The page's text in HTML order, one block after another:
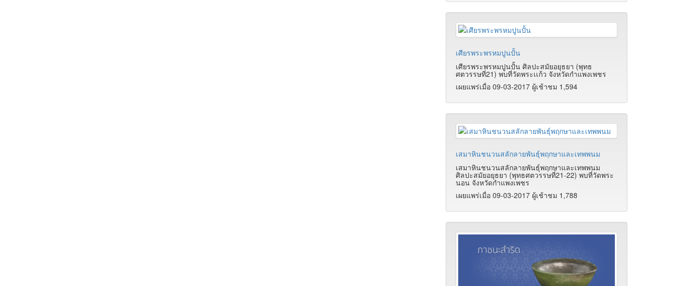
เศียรพระพรหมปูนปั้น
เศียรพระพรหมปูนปั้น ศิลปะสมัยอยุธยา (พุทธ
ศตวรรษที่21) พบที่วัดพระเเก้ว จังหวัดกำแพงเพชร
เผยแพร่เมื่อ 09-03-2017 ผู้เช้าชม 1,594
เสมาหินชนวนสลักลายพันธุ์พฤกษาและเทพพนม
เสมาหินชนวนสลักลายพันธุ์พฤกษาและเทพพนม
ศิลปะสมัยอยุธยา (พุทธศตวรรษที่21-22) พบที่วัดพระ
นอน จังหวัดกำแพงเพชร
เผยแพร่เมื่อ 09-03-2017 ผู้เช้าชม 1,788